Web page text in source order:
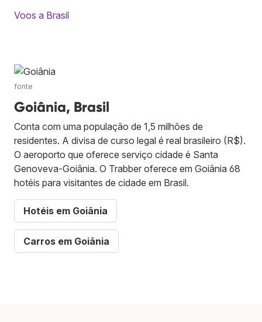
Voos a Brasil
fonte
Goiânia, Brasil
Conta com uma população de 1,5 milhões de
residentes. A divisa de curso legal é real brasileiro (R$).
O aeroporto que oferece serviço cidade é Santa
Genoveva-Goiânia. O Trabber oferece em Goiânia 68
hotéis para visitantes de cidade em Brasil.
Hotéis em Goiânia
Carros em Goiânia